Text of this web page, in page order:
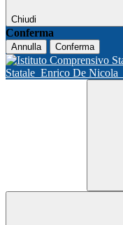
Chiudi
Conferma
Annulla Conferma
Statale Enrico De Nicola